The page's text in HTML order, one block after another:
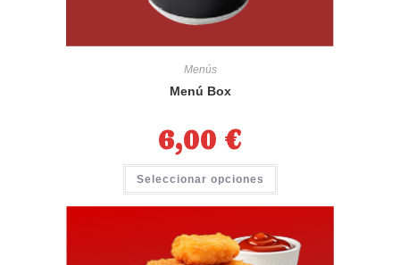
Menús
Menú Box
6,00 €
Seleccionar opciones